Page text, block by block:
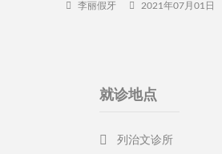
李丽假牙 2021年07月01日
就诊地点
列治文诊所